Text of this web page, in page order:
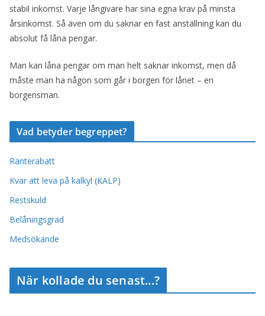
stabil inkomst. Varje långivare har sina egna krav på minsta
årsinkomst. Så även om du saknar en fast anställning kan du
absolut få låna pengar.
Man kan låna pengar om man helt saknar inkomst, men då
måste man ha någon som går i borgen för lånet – en
borgensman.
Vad betyder begreppet?
Ränterabatt
Kvar att leva på kalkyl (KALP)
Restskuld
Belåningsgrad
Medsökande
När kollade du senast...?